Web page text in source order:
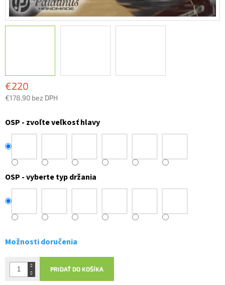
€220
€178,90 bez DPH
cena:
OSP - zvoľte veľkosť hlavy
OSP - vyberte typ držania
Možnosti doručenia
PRIDAŤ DO KOŠÍKA